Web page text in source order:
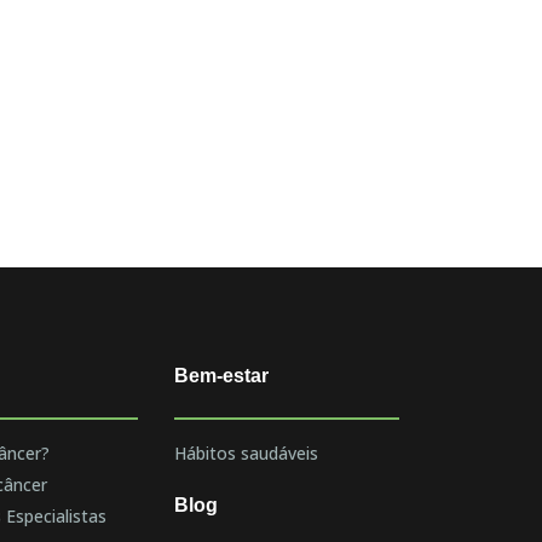
Bem-estar
Hábitos saudáveis
Blog